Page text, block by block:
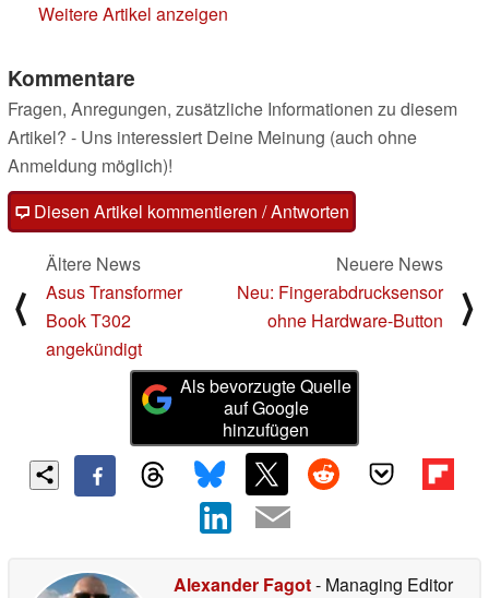
Weitere Artikel anzeigen
Kommentare
Fragen, Anregungen, zusätzliche Informationen zu diesem
Artikel? - Uns interessiert Deine Meinung (auch ohne
Anmeldung möglich)!
Diesen Artikel kommentieren / Antworten
⟨
Ältere News
Asus Transformer
Book T302
angekündigt
Neuere News
Neu: Fingerabdrucksensor
ohne Hardware-Button
⟩
Als bevorzugte Quelle
auf Google
hinzufügen
Alexander Fagot- Managing Editor